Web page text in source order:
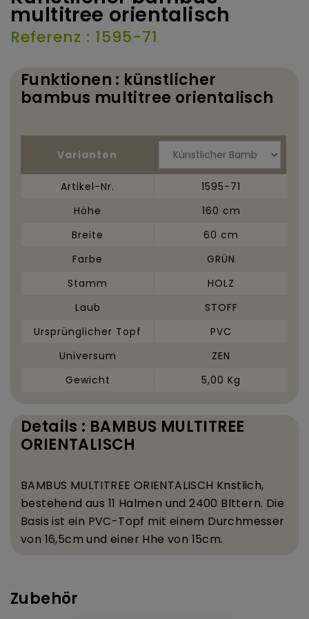
multitree orientalisch
Referenz : 1595-71
Funktionen : künstlicher
bambus multitree orientalisch
Varianten
Artikel-Nr.
1595-71
Höhe
160 cm
Breite
60 cm
Farbe
GRÜN
Stamm
HOLZ
Laub
STOFF
Ursprünglicher Topf
PVC
Universum
ZEN
Gewicht
5,00 Kg
Details : BAMBUS MULTITREE
ORIENTALISCH
BAMBUS MULTITREE ORIENTALISCH Knstlich,
bestehend aus 11 Halmen und 2400 Blttern. Die
Basis ist ein PVC-Topf mit einem Durchmesser
von 16,5cm und einer Hhe von 15cm.
Zubehör